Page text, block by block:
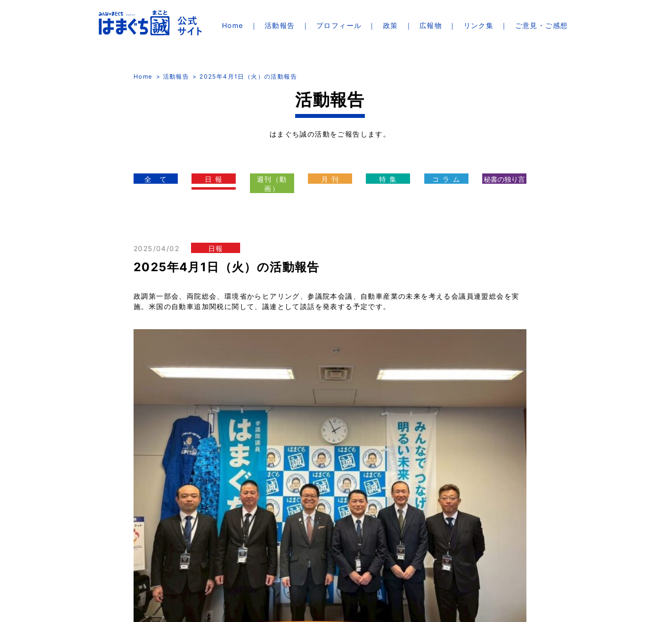
Home 活動報告 プロフィール 政策 広報物 リンク集 ご意見・ご感想
Home 活動報告 2025年4月1日（火）の活動報告
活動報告
はまぐち誠の活動をご報告します。
全 て 日 報
週刊（動
画）
月 刊 特 集 コ ラ ム 秘書の独り言
2025/04/02 日報
2025年4月1日（火）の活動報告
政調第一部会、両院総会、環境省からヒアリング、参議院本会議、自動車産業の未来を考える会議員連盟総会を実
施。米国の自動車追加関税に関して、議連として談話を発表する予定です。